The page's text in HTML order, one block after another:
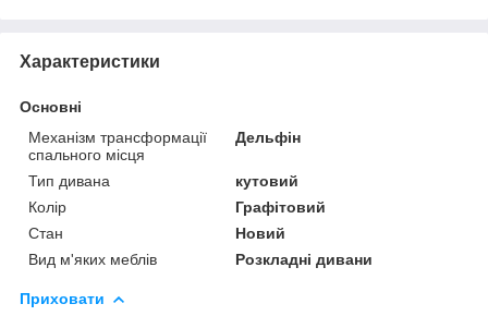
Характеристики
Основні
Механізм трансформації
спального місця
Дельфін
Тип дивана
кутовий
Колір
Графітовий
Стан
Новий
Вид м'яких меблів
Розкладні дивани
Приховати